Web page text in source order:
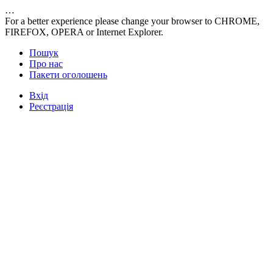
…
For a better experience please change your browser to CHROME,
FIREFOX, OPERA or Internet Explorer.
Пошук
Про нас
Пакети оголошень
Вхід
Реєстрація